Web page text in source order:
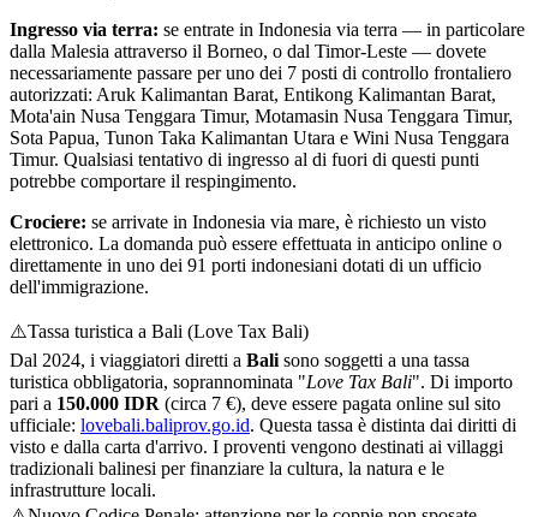
Ingresso via terra: se entrate in Indonesia via terra — in particolare
dalla Malesia attraverso il Borneo, o dal Timor-Leste — dovete
necessariamente passare per uno dei 7 posti di controllo frontaliero
autorizzati: Aruk Kalimantan Barat, Entikong Kalimantan Barat,
Mota'ain Nusa Tenggara Timur, Motamasin Nusa Tenggara Timur,
Sota Papua, Tunon Taka Kalimantan Utara e Wini Nusa Tenggara
Timur. Qualsiasi tentativo di ingresso al di fuori di questi punti
potrebbe comportare il respingimento.
Crociere: se arrivate in Indonesia via mare, è richiesto un visto
elettronico. La domanda può essere effettuata in anticipo online o
direttamente in uno dei 91 porti indonesiani dotati di un ufficio
dell'immigrazione.
⚠️Tassa turistica a Bali (Love Tax Bali)
Dal 2024, i viaggiatori diretti a Bali sono soggetti a una tassa
turistica obbligatoria, soprannominata "Love Tax Bali". Di importo
pari a 150.000 IDR (circa 7 €), deve essere pagata online sul sito
ufficiale: lovebali.baliprov.go.id. Questa tassa è distinta dai diritti di
visto e dalla carta d'arrivo. I proventi vengono destinati ai villaggi
tradizionali balinesi per finanziare la cultura, la natura e le
infrastrutture locali.